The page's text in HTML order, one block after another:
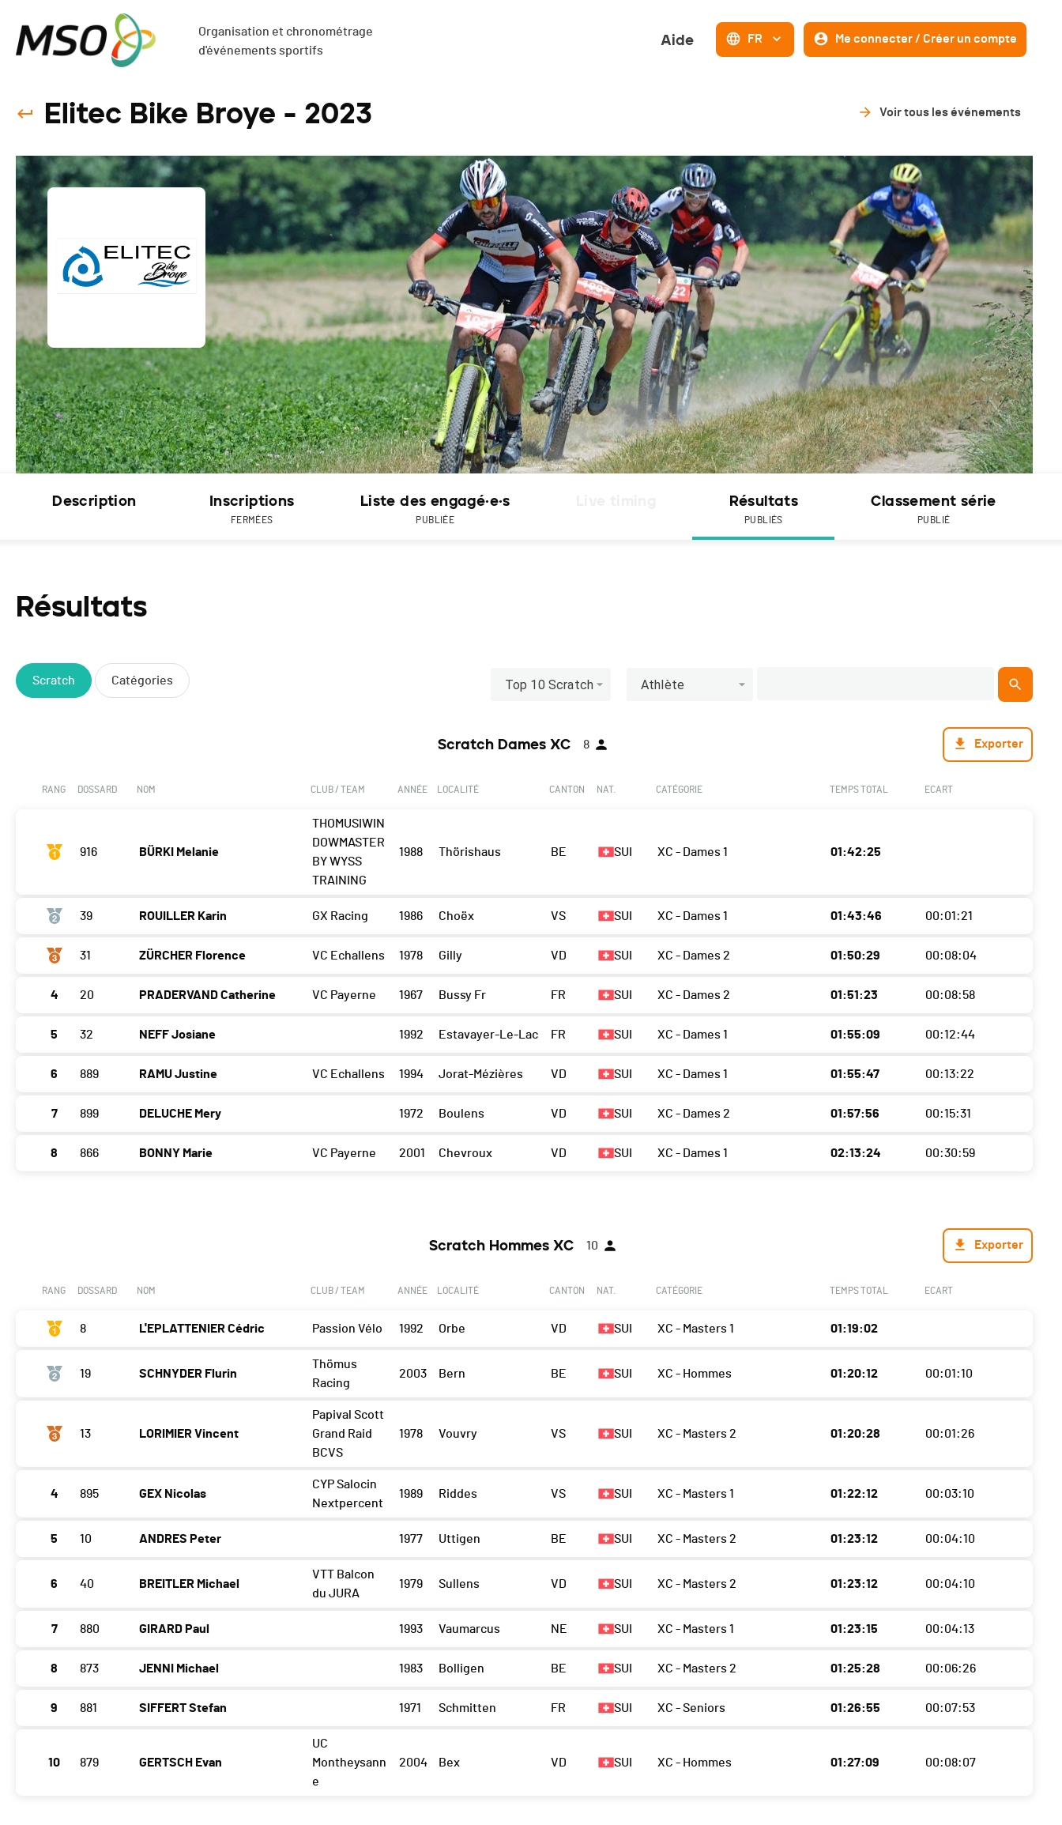
Organisation et chronométrage
d'événements sportifs
Aide FR Me connecter / Créer un compte
Elitec Bike Broye - 2023 Voir tous les événements
Description Inscriptions
FERMÉES
Liste des engagé·e·s
PUBLIÉE
Résultats
PUBLIÉS
Classement série
PUBLIÉ
Résultats
Scratch Catégories Top 10 Scratch Athlète
Scratch Dames XC 8 Exporter
RANG DOSSARD NOM CLUB / TEAM ANNÉE LOCALITÉ CANTON NAT. CATÉGORIE TEMPS TOTAL ECART
916 BÜRKI Melanie
THOMUSIWIN
DOWMASTER
BY WYSS
TRAINING
1988 Thörishaus BE SUI XC - Dames 1 01:42:25
39 ROUILLER Karin GX Racing 1986 Choëx VS SUI XC - Dames 1 01:43:46 00:01:21
31 ZÜRCHER Florence VC Echallens 1978 Gilly VD SUI XC - Dames 2 01:50:29 00:08:04
4 20 PRADERVAND Catherine VC Payerne 1967 Bussy Fr FR SUI XC - Dames 2 01:51:23 00:08:58
5 32 NEFF Josiane 1992 Estavayer-Le-Lac FR SUI XC - Dames 1 01:55:09 00:12:44
6 889 RAMU Justine VC Echallens 1994 Jorat-Mézières VD SUI XC - Dames 1 01:55:47 00:13:22
7 899 DELUCHE Mery 1972 Boulens VD SUI XC - Dames 2 01:57:56 00:15:31
8 866 BONNY Marie VC Payerne 2001 Chevroux VD SUI XC - Dames 1 02:13:24 00:30:59
Scratch Hommes XC 10 Exporter
RANG DOSSARD NOM CLUB / TEAM ANNÉE LOCALITÉ CANTON NAT. CATÉGORIE TEMPS TOTAL ECART
8 L'EPLATTENIER Cédric Passion Vélo 1992 Orbe VD SUI XC - Masters 1 01:19:02
19 SCHNYDER Flurin
Thömus
Racing
2003 Bern BE SUI XC - Hommes 01:20:12 00:01:10
13 LORIMIER Vincent
Papival Scott
Grand Raid
BCVS
1978 Vouvry VS SUI XC - Masters 2 01:20:28 00:01:26
4 895 GEX Nicolas
CYP Salocin
Nextpercent
1989 Riddes VS SUI XC - Masters 1 01:22:12 00:03:10
5 10 ANDRES Peter 1977 Uttigen BE SUI XC - Masters 2 01:23:12 00:04:10
6 40 BREITLER Michael
VTT Balcon
du JURA
1979 Sullens VD SUI XC - Masters 2 01:23:12 00:04:10
7 880 GIRARD Paul 1993 Vaumarcus NE SUI XC - Masters 1 01:23:15 00:04:13
8 873 JENNI Michael 1983 Bolligen BE SUI XC - Masters 2 01:25:28 00:06:26
9 881 SIFFERT Stefan 1971 Schmitten FR SUI XC - Seniors 01:26:55 00:07:53
10 879 GERTSCH Evan
UC
Montheysann
e
2004 Bex VD SUI XC - Hommes 01:27:09 00:08:07